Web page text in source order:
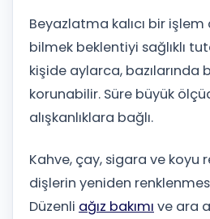
Beyazlatma kalıcı bir
bilmek beklentiyi sağlıklı
kişide aylarca, bazılarında
korunabilir. Süre büyük
alışkanlıklara bağlı.
Kahve, çay, sigara ve koyu
dişlerin yeniden
Düzenli ağız bakımı ve ara